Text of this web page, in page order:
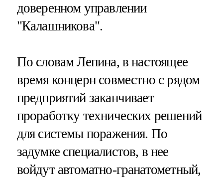
доверенном управлении
"Калашникова".
По словам Лепина, в настоящее
время концерн совместно с рядом
предприятий заканчивает
проработку технических решений
для системы поражения. По
задумке специалистов, в нее
войдут автоматно-гранатометный,